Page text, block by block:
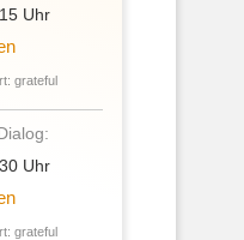
Uhr
grateful
Uhr
grateful